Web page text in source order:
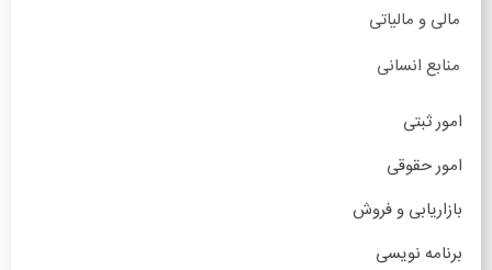
مالی و مالیاتی
منابع انسانی
امور ثبتی
امور حقوقی
بازاریابی و فروش
برنامه نویسی